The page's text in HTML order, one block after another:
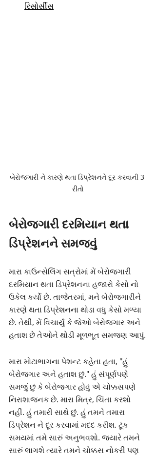
રિસોર્સીસ
બેરોજગારી ને કારણે થતા ડિપ્રેશનને દૂર કરવાની 3
રીતો
બેરોજગારી દરમિયાન થતા
ડિપ્રેશનને સમજવું
મારા કાઉન્સેલિંગ સત્રોમાં મેં બેરોજગારી
દરમિયાન થતા ડિપ્રેશનના હજારો કેસો નો
ઉકેલ કર્યો છે. તાજેતરમાં, મને બેરોજગારીને
કારણે થતા ડિપ્રેશનના થોડા વધુ કેસો મળ્યા
છે. તેથી, મેં વિચાર્યું કે જેઓ બેરોજગાર અને
હતાશ છે તેઓને થોડી મૂળભૂત સમજણ આપું.
મારા મોટાભાગના પેશન્ટ કહેતા હતા, "હું
બેરોજગાર અને હતાશ છું." હું સંપૂર્ણપણે
સમજું છું કે બેરોજગાર હોવું એ ચોક્કસપણે
નિરાશાજનક છે. મારા મિત્ર, ચિંતા કરશો
નહીં. હું તમારી સાથે છું. હું તમને તમારા
ડિપ્રેશન ને દૂર કરવામાં મદદ કરીશ. ટૂંક
સમયમાં તમે સારું અનુભવશો. જ્યારે તમને
સારું લાગશે ત્યારે તમને ચોક્કસ નોકરી પણ